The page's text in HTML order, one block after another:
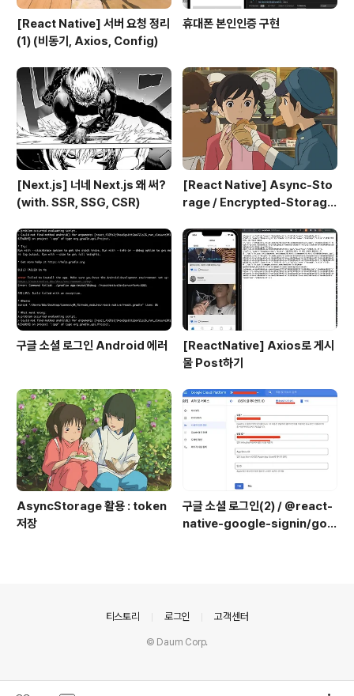
[React Native] 서버 요청 정리
(1) (비동기, Axios, Config)
휴대폰 본인인증 구현
[Next.js] 너네 Next.js 왜 써?
(with. SSR, SSG, CSR)
[React Native] Async-Sto
rage / Encrypted-Storage
구글 소셜 로그인 Android 에러
[ReactNative] Axios로 게시
물 Post하기
AsyncStorage 활용 : token
저장
구글 소셜 로그인(2) / @react-
native-google-signin/goo
티스토리 로그인 고객센터
© Daum Corp.